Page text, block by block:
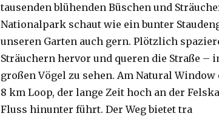
tausenden blühenden Büschen und
Nationalpark schaut wie ein bunter
unseren Garten auch gern. Plötzlich
Sträuchern hervor und queren die Straße –
großen Vögel zu sehen. Am Natural
8 km Loop, der lange Zeit hoch an der
Fluss hinunter führt. Der Weg bietet tra